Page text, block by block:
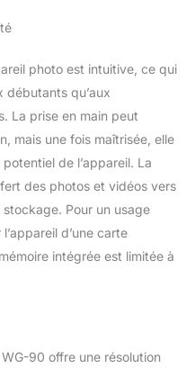
y compris les
vidéo
Le WG-90 filme
HD et utilise le
d’enregistrement
pour filmer
avec une
qualité. [Triple
anti-
Conçu pour
les images floues
toutes les
et environ
photo est intuitive, ce qui
débutants qu’aux
La prise en main peut
mais une fois maîtrisée, elle
de l’appareil. La
des photos et vidéos vers
Pour un usage
d’une carte
intégrée est limitée à
90 offre une résolution